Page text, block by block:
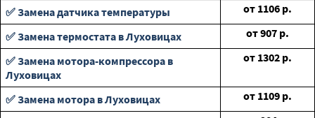
✅ Замена датчика температуры от 1106 р.
✅ Замена термостата в Луховицах
от907 р.
✅ Замена мотора-компрессора в
Луховицах
от 1302 р.
✅ Замена мотора в Луховицах от 1109 р.